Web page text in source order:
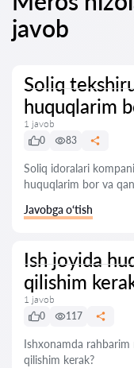
javob
Soliq
huquqlarim
1 javob
0
83
Soliq idoralari
huquqlarim bor va
Javobga o‘tish
Ish joyida
qilishim
1 javob
0
117
Ishxonamda
qilishim kerak?